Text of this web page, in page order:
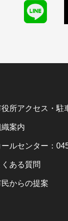
役所アクセス・駐
案内
ールセンター：
くある質問
民からの提案